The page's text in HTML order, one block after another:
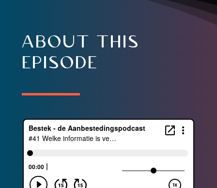
about this
episode